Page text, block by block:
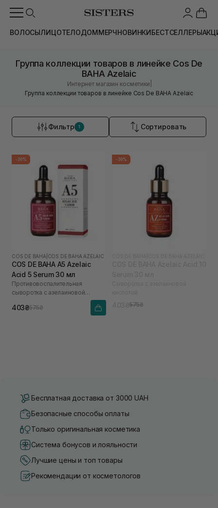
ВОЛОСЫЛИЦОТЕЛОДОММЕРЧНОВИНКИБЕСТСЕЛЛЕРЫ
Группа коллекции товаров в линейке Cos De
BAHA Azelaic
Интернет магазин косметики
Группа коллекции товаров в линейке Cos De BAHA Azelaic
Фильтр 1 Сортировать
-30%
COS DE BAHA COS DE BAHA AZELAIC
COS DE BAHA A5 Azelaic
Acid 5 Serum 30 мл
Противовоспалительная
сыворотка с азелаиновой
403₴575₴
-30%
575₴
Бесплатная доставка от 3000 UAH
Безопасные способы оплаты
Только оригинальная косметика
Система бонусов и лояльности
Лучшие цены и топ товары
Рекомендации от косметологов